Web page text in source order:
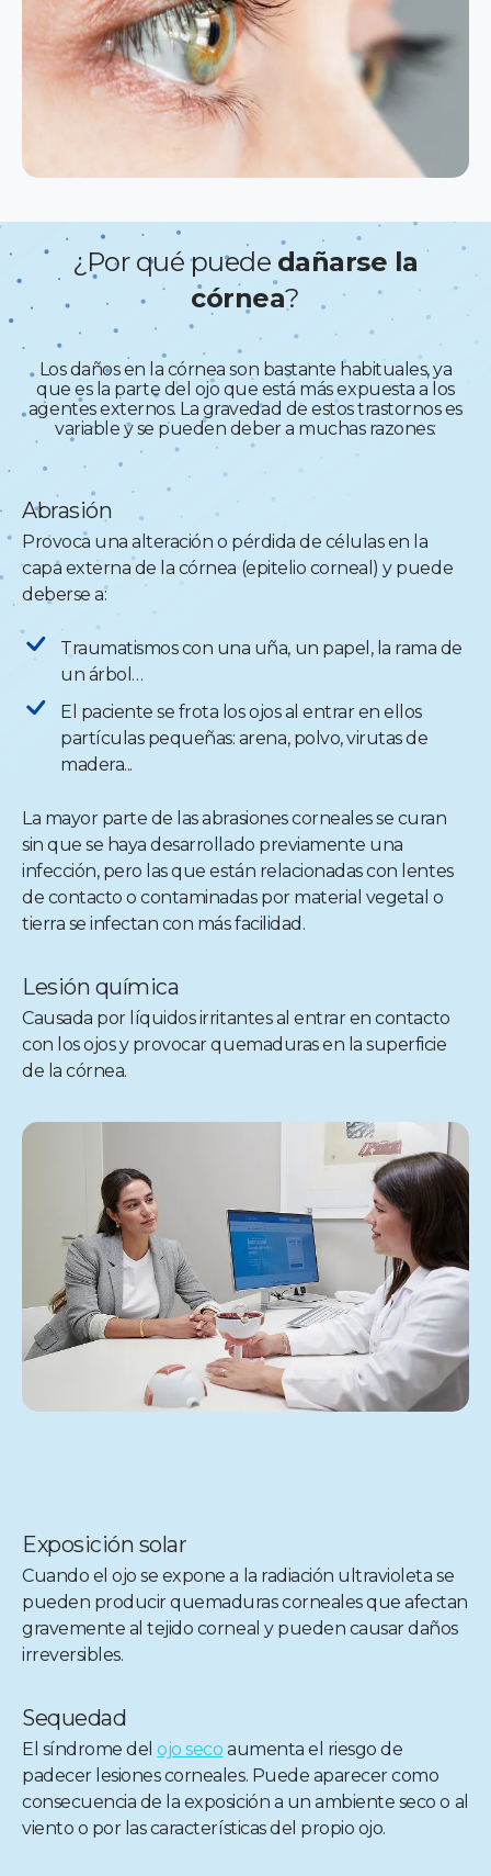
¿Por qué puede dañarse la
córnea?
Los daños en la córnea son bastante habituales, ya
que es la parte del ojo que está más expuesta a los
agentes externos. La gravedad de estos trastornos es
variable y se pueden deber a muchas razones:
Abrasión
Provoca una alteración o pérdida de células en la
capa externa de la córnea (epitelio corneal) y puede
deberse a:
Traumatismos con una uña, un papel, la rama de
un árbol…
El paciente se frota los ojos al entrar en ellos
partículas pequeñas: arena, polvo, virutas de
madera...
La mayor parte de las abrasiones corneales se curan
sin que se haya desarrollado previamente una
infección, pero las que están relacionadas con lentes
de contacto o contaminadas por material vegetal o
tierra se infectan con más facilidad.
Lesión química
Causada por líquidos irritantes al entrar en contacto
con los ojos y provocar quemaduras en la superficie
de la córnea.
Exposición solar
Cuando el ojo se expone a la radiación ultravioleta se
pueden producir quemaduras corneales que afectan
gravemente al tejido corneal y pueden causar daños
irreversibles.
Sequedad
El síndrome delojo seco aumenta el riesgo de
padecer lesiones corneales. Puede aparecer como
consecuencia de la exposición a un ambiente seco o al
viento o por las características del propio ojo.